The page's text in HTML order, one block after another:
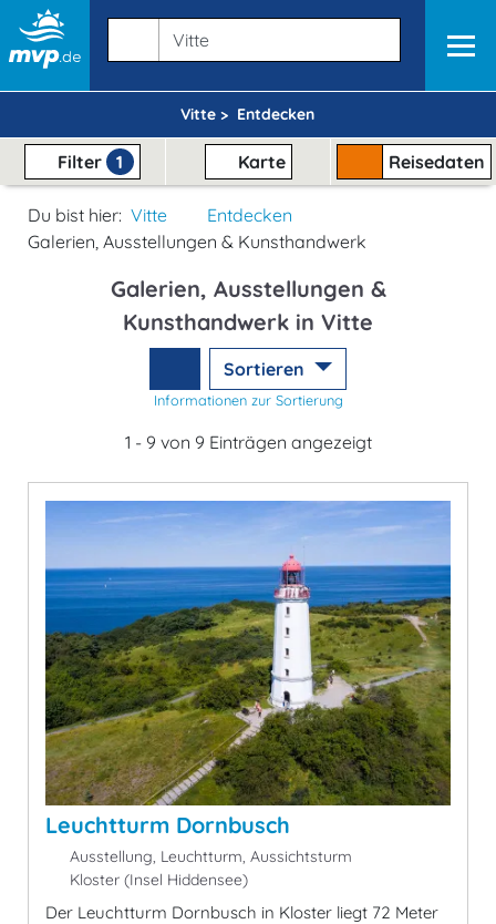
Vitte > Entdecken
Filter 1 Karte Reisedaten
Du bist hier: Vitte
Entdecken
Galerien, Ausstellungen & Kunsthandwerk
Galerien, Ausstellungen &
Kunsthandwerk in Vitte
Sortieren
Informationen zur Sortierung
1 - 9 von 9 Einträgen angezeigt
Leuchtturm Dornbusch
Ausstellung, Leuchtturm, Aussichtsturm
Kloster (Insel Hiddensee)
Der Leuchtturm Dornbusch in Kloster liegt 72 Meter